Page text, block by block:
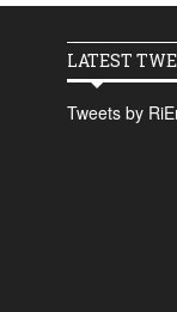
LATEST
Tweets by